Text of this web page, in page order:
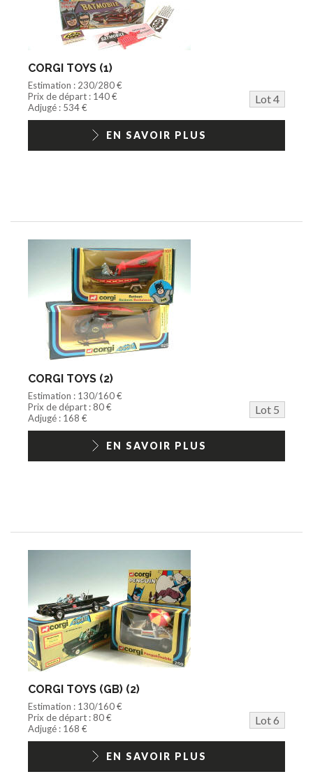
CORGI TOYS (1)
Estimation : 230/280 €
Prix de départ : 140 €
Lot 4
Adjugé : 534 €
EN SAVOIR PLUS
CORGI TOYS (2)
Estimation : 130/160 €
Prix de départ : 80 €
Lot 5
Adjugé : 168 €
EN SAVOIR PLUS
CORGI TOYS (GB) (2)
Estimation : 130/160 €
Prix de départ : 80 €
Lot 6
Adjugé : 168 €
EN SAVOIR PLUS